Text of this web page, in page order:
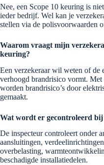
Nee, een Scope 10 keuring is
ieder bedrijf. Wel kan je
stellen via de polisvoorwaarden
Waarom vraagt mijn
keuring?
Een verzekeraar wil weten of de
verhoogd brandrisico vormt. Met
worden brandrisico’s door
gemaakt.
Wat wordt er gecontroleerd bij
De inspecteur controleert onder
aansluitingen,
overbelasting,
beschadigde installatiedelen.